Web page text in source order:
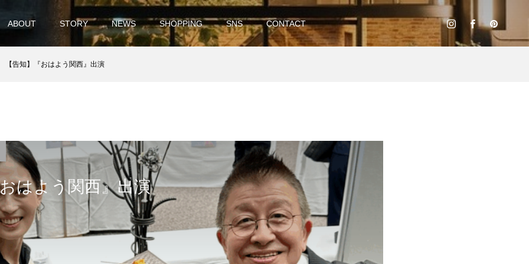
ABOUT STORY NEWS SHOPPING SNS CONTACT
【告知】『おはよう関西』出演
はよう関西』出演